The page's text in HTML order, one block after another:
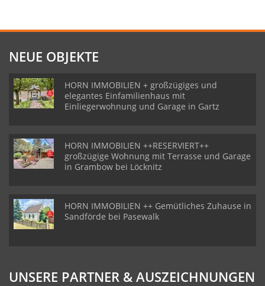
NEUE OBJEKTE
HORN IMMOBILIEN + großzügiges und
elegantes Einfamilienhaus mit
Einliegerwohnung und Garage in Gartz
HORN IMMOBILIEN ++RESERVIERT++
großzügige Wohnung mit Terrasse und Garage
in Grambow bei Löcknitz
HORN IMMOBILIEN ++ Gemütliches Zuhause in
Sandförde bei Pasewalk
UNSERE PARTNER & AUSZEICHNUNGEN